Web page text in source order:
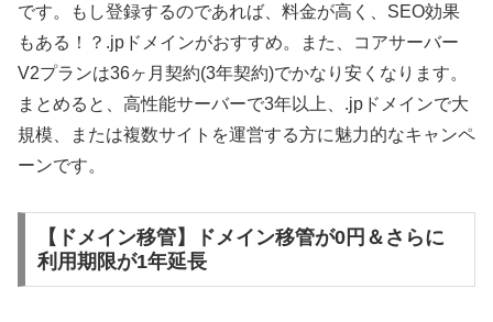
です。もし登録するのであれば、料金が高く、SEO効果
もある！？.jpドメインがおすすめ。また、コアサーバー
V2プランは36ヶ月契約(3年契約)でかなり安くなります。
まとめると、高性能サーバーで3年以上、.jpドメインで大
規模、または複数サイトを運営する方に魅力的なキャンペ
ーンです。
【ドメイン移管】ドメイン移管が0円＆さらに
利用期限が1年延長